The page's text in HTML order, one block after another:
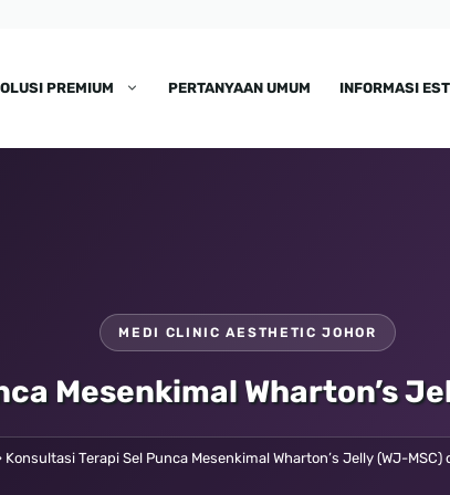
PREMIUM PERTANYAAN UMUM INFORMASI
MEDI CLINIC AESTHETIC JOHOR
Mesenkimal Wharton’s
Konsultasi Terapi Sel Punca Mesenkimal Wharton’s Jelly (WJ-